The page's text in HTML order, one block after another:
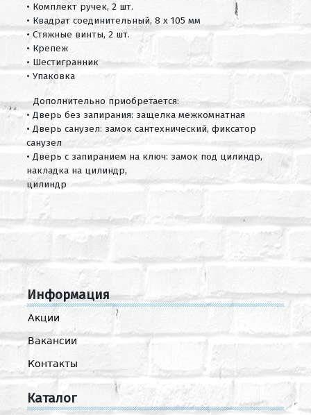
• Комплект ручек, 2 шт.
• Квадрат соединительный, 8 х 105 мм
• Стяжные винты, 2 шт.
• Крепеж
• Шестигранник
• Упаковка
Дополнительно приобретается:
• Дверь без запирания: защелка межкомнатная
• Дверь санузел: замок сантехнический, фиксатор
санузел
• Дверь с запиранием на ключ: замок под цилиндр,
накладка на цилиндр,
цилиндр
Информация
Акции
Вакансии
Контакты
Каталог